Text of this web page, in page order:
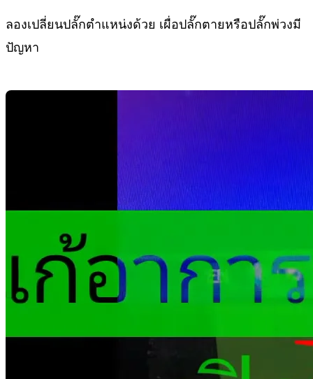
ลองเปลี่ยนปลั๊กตำแหน่งด้วย เผื่อปลั๊กตายหรือปลั๊กพ่วงมี
ปัญหา